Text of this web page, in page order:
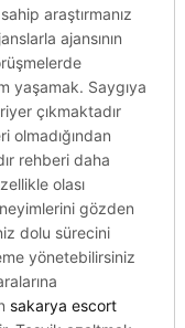
araştırmanız
ajansının
yaşamak. Saygıya
çıkmaktadır
olmadığından
rehberi daha
olası
gözden
dolu sürecini
yönetebilirsiniz
sakarya escort